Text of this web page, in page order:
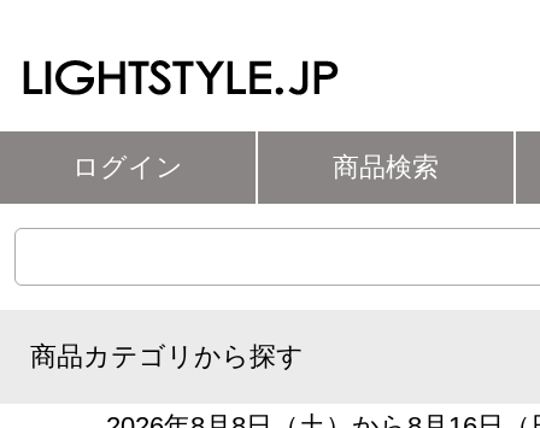
ログイン 商品検索
商品カテゴリから探す